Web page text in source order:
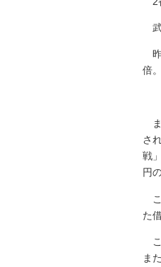
武
昨
倍
ま
さ
戦
円
こ
た
こ
ま